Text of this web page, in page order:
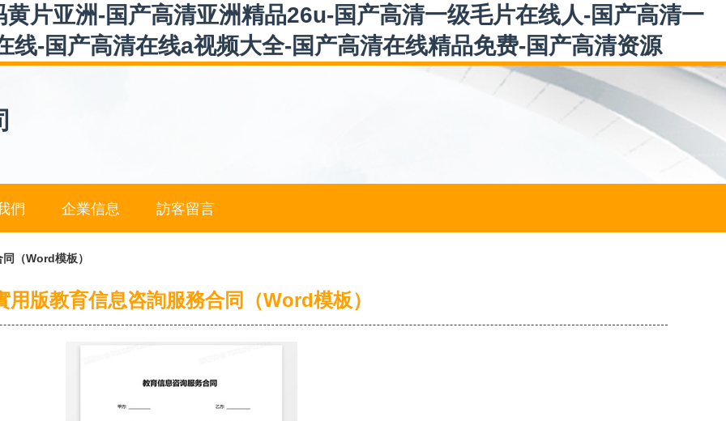
片亚洲-国产高清亚洲精品26u-国产高清一级毛片在线人-国产高清一
线-国产高清在线a视频大全-国产高清在线精品免费-国产高清资源
們 企業信息 訪客留言
（Word模板）
用版教育信息咨詢服務合同（Word模板）